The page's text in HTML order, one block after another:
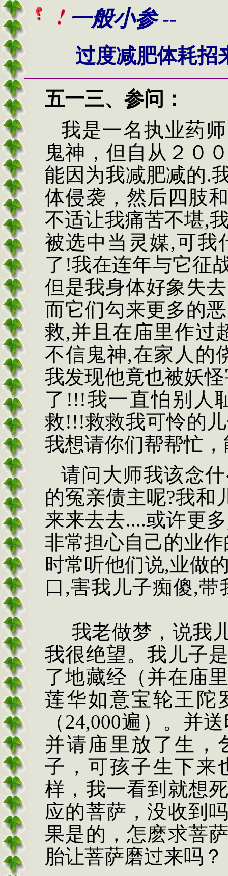
一般小参 --
过度减肥体耗招
五一三、 参问 ：
我是一名执业药
鬼神，但自从２０
能因为我减肥减的.
体侵袭，然后四肢
不适让我痛苦不堪,
被选中当灵媒,可我
了 !我在连年与它征
但是我身体好象失
而它们勾来更多的
救,并且在庙里作过
不信鬼神,在家人的
我发现他竟也被妖
了 !!!我一直怕别人
救!!!救救我可怜的
我想请你们帮帮忙
请问大师我该念
的冤亲债主呢?我和
来来去去....或许更多
非常担心自己的业
时常听他们说,业做
口 ,害我儿子痴傻,带
我老做梦，说我
我很绝望。我儿子
了地藏经（并在庙
莲华如意宝轮王陀
（24,000遍）。并
并请庙里放了生，
子，可孩子生下来
样，我一看到就想
应的菩萨，没收到
果是的，怎麽求菩
胎让菩萨磨过来吗？